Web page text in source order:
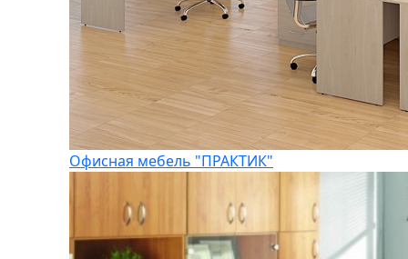
Офисная мебель "ПРАКТИК"